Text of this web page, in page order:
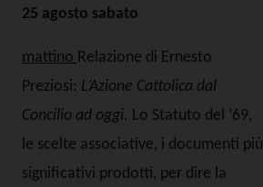
25 agosto sabato
mattino Relazione di Ernesto
Preziosi: L’Azione Cattolica dal
Concilio ad oggi. Lo Statuto del ’69,
le scelte associative, i documenti più
significativi prodotti, per dire la